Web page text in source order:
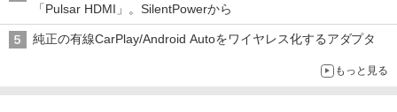
「Pulsar HDMI」。SilentPowerから
純正の有線CarPlay/Android Autoをワイヤレス化するアダプタ
もっと見る